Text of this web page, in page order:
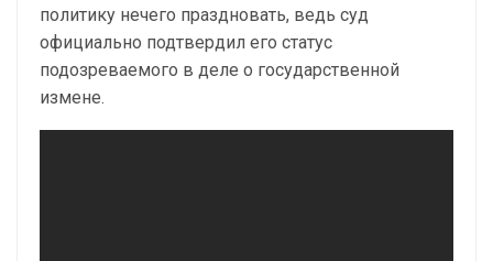
политику нечего праздновать, ведь суд
официально подтвердил его статус
подозреваемого в деле о государственной
измене.